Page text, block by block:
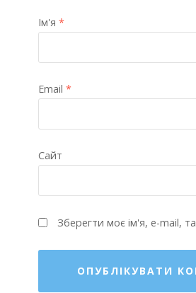
Ім'я *
Email *
Сайт
Зберегти моє ім'я, e-mail,